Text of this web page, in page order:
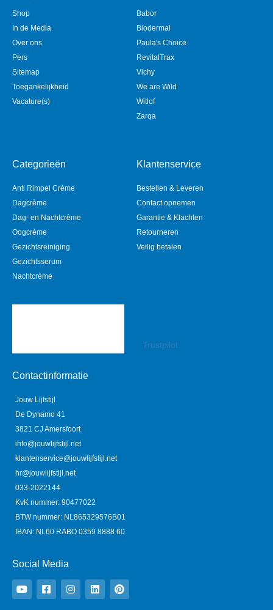
Shop
In de Media
Over ons
Pers
Sitemap
Toegankelijkheid
Vacature(s)
Babor
Biodermal
Paula's Choice
RevitalTrax
Vichy
We are Wild
Witlof
Zarqa
Categorieën
Anti Rimpel Crème
Dagcrème
Dag- en Nachtcrème
Oogcrème
Gezichtsreiniging
Gezichtsserum
Nachtcrème
Klantenservice
Bestellen & Leveren
Contact opnemen
Garantie & Klachten
Retourneren
Veilig betalen
Trustpilot
Contactinformatie
Jouw Lijfstijl
De Dynamo 41
3821 CJ Amersfoort
info@jouwlijfstijl.net
klantenservice@jouwlijfstijl.net
hr@jouwlijfstijl.net
033-2022144
KvK nummer: 90477022
BTW nummer: NL865329576B01
IBAN: NL60 RABO 0359 8888 60
Social Media
o
u
t
a
c
e
n
s
t
i
n
k
i
n
t